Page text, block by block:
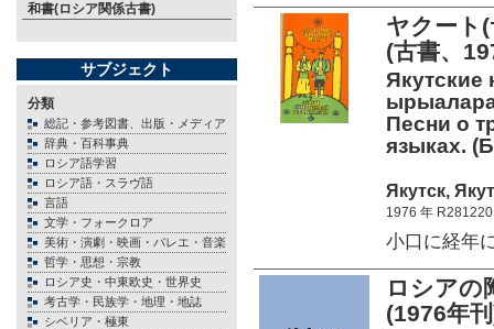
和書(ロシア関係古書)
サブジェクト
分類
総記・参考図書、出版・メディア
辞典・百科事典
ロシア語学習
ロシア語・スラヴ語
言語
文学・フォークロア
美術・演劇・映画・バレエ・音楽
哲学・思想・宗教
ロシア史・中東欧史・世界史
考古学・民族学・地理・地誌
シベリア・極東
ヤクー
(古書、
Якутские
Песни о
языках.
Якутск,
1976 年 R281220
小口に経年
ロシア
(1976年